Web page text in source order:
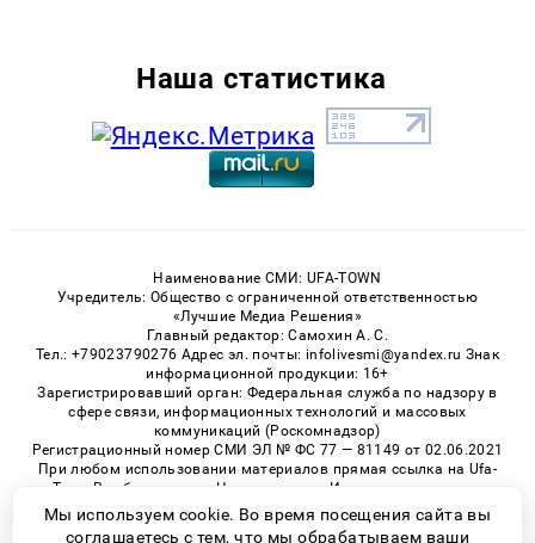
Наша статистика
Наименование СМИ: UFA-TOWN
Учредитель: Общество с ограниченной ответственностью
«Лучшие Медиа Решения»
Главный редактор: Самохин А. С.
Тел.: +79023790276 Адрес эл. почты: infolivesmi@yandex.ru Знак
информационной продукции: 16+
Зарегистрировавший орган: Федеральная служба по надзору в
сфере связи, информационных технологий и массовых
коммуникаций (Роскомнадзор)
Регистрационный номер СМИ ЭЛ № ФС 77 — 81149 от 02.06.2021
При любом использовании материалов прямая ссылка на Ufa-
Town.Ru обязательна. Цитирование в Интернете возможно
только при наличии письменного разрешения.
Мы используем cookie. Во время посещения сайта вы
соглашаетесь с тем, что мы обрабатываем ваши